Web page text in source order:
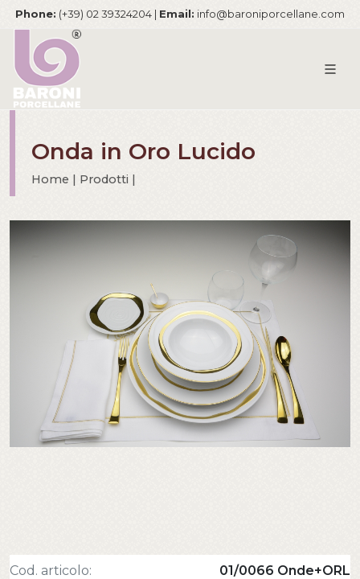
Phone: (+39) 02 39324204 | Email: info@baroniporcellane.com
Onda in Oro Lucido
Home | Prodotti |
Cod. articolo: 01/0066 Onde+ORL